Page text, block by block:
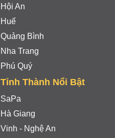
Hội An
Huế
Quảng Bình
Nha Trang
Phú Quý
Tỉnh Thành Nổi Bật
SaPa
Hà Giang
Vinh - Nghệ An